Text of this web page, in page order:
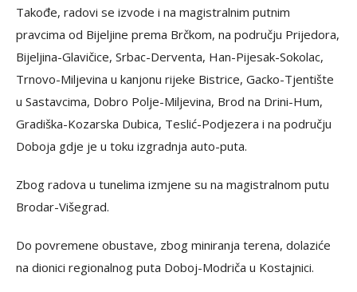
Takođe, radovi se izvode i na magistralnim putnim
pravcima od Bijeljine prema Brčkom, na području Prijedora,
Bijeljina-Glavičice, Srbac-Derventa, Han-Pijesak-Sokolac,
Trnovo-Miljevina u kanjonu rijeke Bistrice, Gacko-Tjentište
u Sastavcima, Dobro Polje-Miljevina, Brod na Drini-Hum,
Gradiška-Kozarska Dubica, Teslić-Podjezera i na području
Doboja gdje je u toku izgradnja auto-puta.
Zbog radova u tunelima izmjene su na magistralnom putu
Brodar-Višegrad.
Do povremene obustave, zbog miniranja terena, dolaziće
na dionici regionalnog puta Doboj-Modriča u Kostajnici.